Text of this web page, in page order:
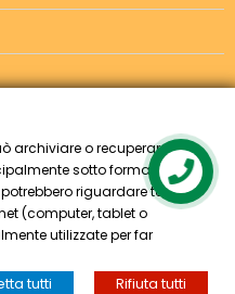
CASSA CERCA
archiviare o recuperare
sotto forma di
riguardare te, le tue
(computer, tablet o
utilizzate per far
tutti Rifiuta tutti
Contact us